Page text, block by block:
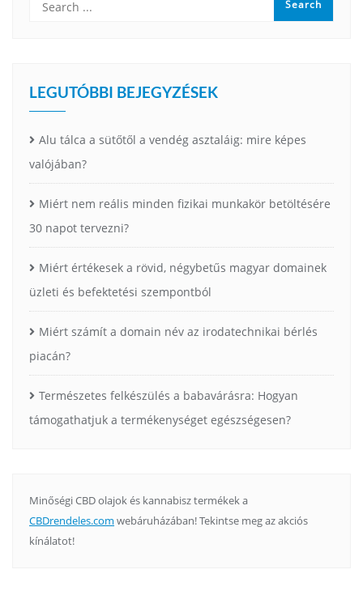
LEGUTÓBBI BEJEGYZÉSEK
Alu tálca a sütőtől a vendég asztaláig: mire képes
valójában?
Miért nem reális minden fizikai munkakör betöltésére
30 napot tervezni?
Miért értékesek a rövid, négybetűs magyar domainek
üzleti és befektetési szempontból
Miért számít a domain név az irodatechnikai bérlés
piacán?
Természetes felkészülés a babavárásra: Hogyan
támogathatjuk a termékenységet egészségesen?
Minőségi CBD olajok és kannabisz termékek a
CBDrendeles.com webáruházában! Tekintse meg az akciós
kínálatot!